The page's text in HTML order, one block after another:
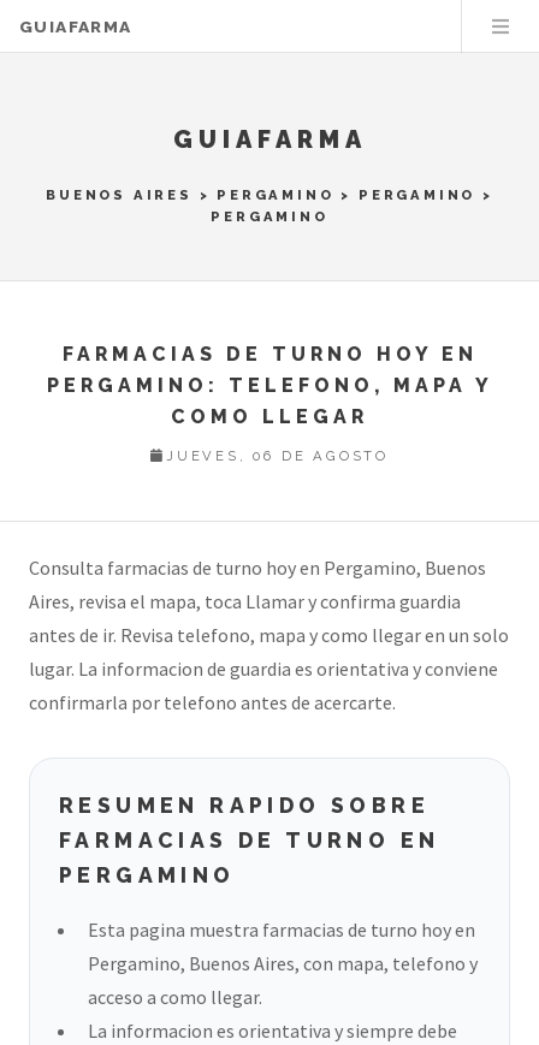
GUIAFARMA
GUIAFARMA
BUENOS AIRES > PERGAMINO > PERGAMINO
>
PERGAMINO
FARMACIAS DE TURNO HOY EN
PERGAMINO: TELEFONO, MAPA Y
COMO LLEGAR
JUEVES, 06 DE AGOSTO
Consulta farmacias de turno hoy en Pergamino, Buenos
Aires, revisa el mapa, toca Llamar y confirma guardia
antes de ir. Revisa telefono, mapa y como llegar en un solo
lugar. La informacion de guardia es orientativa y conviene
confirmarla por telefono antes de acercarte.
RESUMEN RAPIDO SOBRE
FARMACIAS DE TURNO EN
PERGAMINO
Esta pagina muestra farmacias de turno hoy en
Pergamino, Buenos Aires, con mapa, telefono y
acceso a como llegar.
La informacion es orientativa y siempre debe